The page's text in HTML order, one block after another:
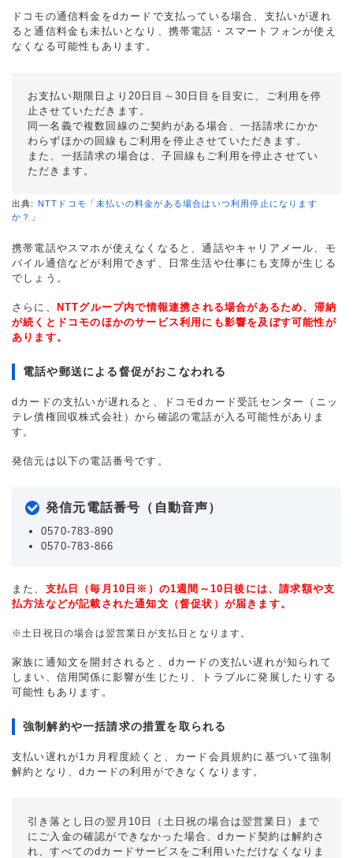
ドコモの通信料金をdカードで支払っている場合、支払いが遅れ
ると通信料金も未払いとなり、携帯電話・スマートフォンが使え
なくなる可能性もあります。
お支払い期限日より20日目～30日目を目安に、ご利用を停
止させていただきます。
同一名義で複数回線のご契約がある場合、一括請求にかか
わらずほかの回線もご利用を停止させていただきます。
また、一括請求の場合は、子回線もご利用を停止させてい
ただきます。
出典: NTTドコモ「未払いの料金がある場合はいつ利用停止になります
か？」
携帯電話やスマホが使えなくなると、通話やキャリアメール、モ
バイル通信などが利用できず、日常生活や仕事にも支障が生じる
でしょう。
さらに、
NTTグループ内で情報連携される場合があるため、滞納
が続くとドコモのほかのサービス利用にも影響を及ぼす可能性が
あります。
電話や郵送による督促がおこなわれる
dカードの支払いが遅れると、ドコモdカード受託センター（ニッ
テレ債権回収株式会社）から確認の電話が入る可能性がありま
す。
発信元は以下の電話番号です。
発信元電話番号（自動音声）
0570-783-890
0570-783-866
また、 支払日（毎月10日※）の1週間～10日後には、請求額や支
払方法などが記載された通知文（督促状）が届きます。
※土日祝日の場合は翌営業日が支払日となります。
家族に通知文を開封されると、dカードの支払い遅れが知られて
しまい、信用関係に影響が生じたり、トラブルに発展したりする
可能性もあります。
強制解約や一括請求の措置を取られる
支払い遅れが1カ月程度続くと、カード会員規約に基づいて強制
解約となり、dカードの利用ができなくなります。
引き落とし日の翌月10日（土日祝の場合は翌営業日）まで
にご入金の確認ができなかった場合、dカード契約は解約さ
れ、すべてのdカードサービスをご利用いただけなくなりま